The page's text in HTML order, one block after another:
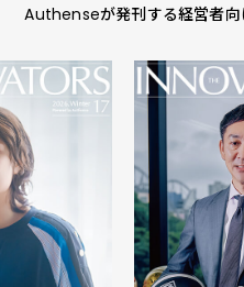
Authenseが発刊する経営者向